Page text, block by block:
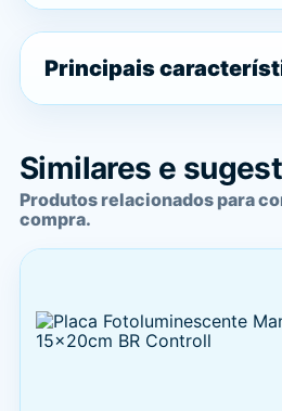
Principais
Similares e
Produtos relacionados para
compra.